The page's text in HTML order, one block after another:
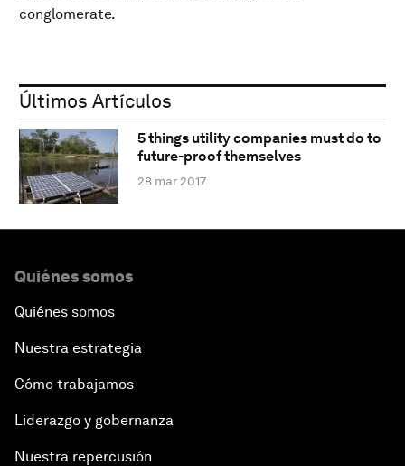
conglomerate.
Últimos Artículos
5 things utility companies must do to
future-proof themselves
28 mar 2017
Quiénes somos
Quiénes somos
Nuestra estrategia
Cómo trabajamos
Liderazgo y gobernanza
Nuestra repercusión